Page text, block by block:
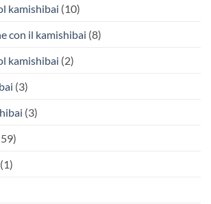
kamishibai (10)
con il kamishibai (8)
kamishibai (2)
(3)
(3)
(1)